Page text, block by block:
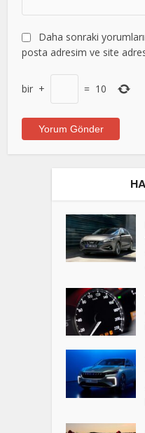
Daha sonraki
posta adresim ve site
bir + = 10